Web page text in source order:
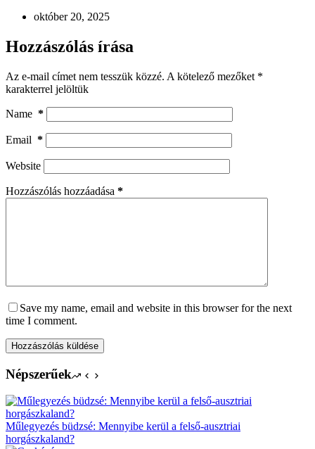
október 20, 2025
Hozzászólás írása
Az e-mail címet nem tesszük közzé. A kötelező mezőket *
karakterrel jelöltük
Name *
Email *
Website
Hozzászólás hozzáadása *
Save my name, email and website in this browser for the next
time I comment.
Hozzászólás küldése
Népszerűek
Műlegyezés büdzsé: Mennyibe kerül a felső-ausztriai
horgászkaland?